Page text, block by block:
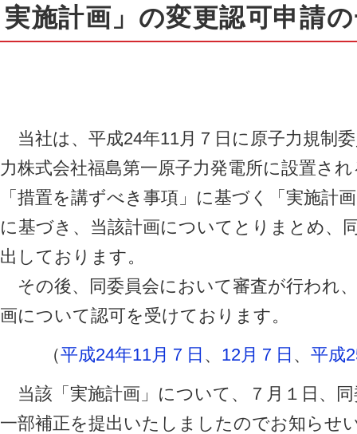
実施計画」の変更認可申請
当社は、平成24年11月７日に原子力規制
力株式会社福島第一原子力発電所に設置さ
「措置を講ずべき事項」に基づく「実施計
に基づき、当該計画についてとりまとめ、
出しております。
その後、同委員会において審査が行われ
画について認可を受けております。
（平成24年11月７日 、 12月７日 、 平成
当該「実施計画」について、７月１日、
一部補正を提出いたしましたのでお知らせ